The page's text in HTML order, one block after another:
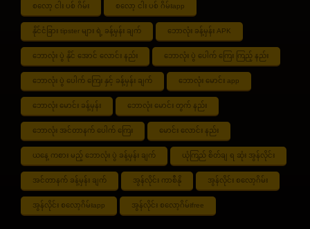
စလော့ ငါး ပစ် ဂိမ်း စလော့ ငါး ပစ် ဂိမ်းapp
နိုင်ငံခြား tipster များ ရဲ့ ခန့်မှန်း ချက် ဘောလုံး ခန့်မှန်း APK
ဘောလုံး ပွဲ နိုင် အောင် လောင်း နည်း ဘောလုံး ပွဲ ပေါက် ကြေး ကြည့် နည်း
ဘောလုံး ပွဲ ပေါက် ကြေး နှင့် ခန့်မှန်း ချက် ဘောလုံး မောင်း app
ဘောလုံး မောင်း ခန့်မှန်း ဘောလုံး မောင်း တွက် နည်း
ဘောလုံး အင်တာနက် ပေါက် ကြေး မောင်း လောင်း နည်း
ယနေ့ ကစား မည့် ဘောလုံး ပွဲ ခန့်မှန်း ချက် ယုံကြည် စိတ်ချ ရ ဆုံး အွန်လိုင်း
အင်တာနက် ခန့်မှန်း ချက် အွန်လိုင်း ကာစီနို အွန်လိုင်း စလော့ဂိမ်း
အွန်လိုင်း စလော့ဂိမ်းapp အွန်လိုင်း စလော့ဂိမ်းfree